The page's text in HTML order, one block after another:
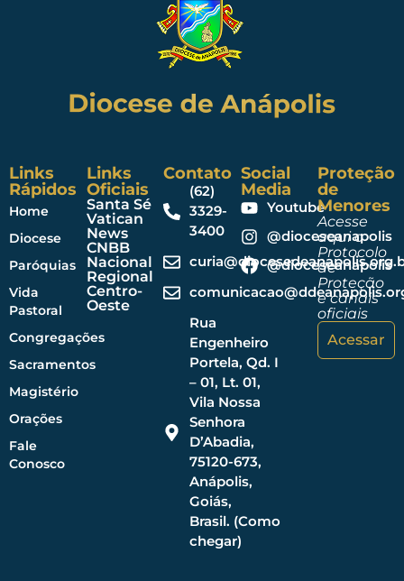
Links
Rápidos
Home
Diocese
Paróquias
Vida
Pastoral
Congregações
Sacramentos
Magistério
Orações
Fale
Conosco
Links
Oficiais
Santa Sé
Vatican
News
CNBB
Nacional
Regional
Centro-
Oeste
Contato
(62)
3329-
3400
Rua
Engenheiro
Portela, Qd. I
– 01, Lt. 01,
Vila Nossa
Senhora
D’Abadia,
75120-673,
Anápolis,
Goiás,
Brasil. (Como
chegar)
Social
Media
Youtube
@dioceseanapolis
@dioceseanapolis
Proteção
de
Menores
Acesse
aqui o
Protocolo
de
Proteção
e canais
oficiais
Acessar